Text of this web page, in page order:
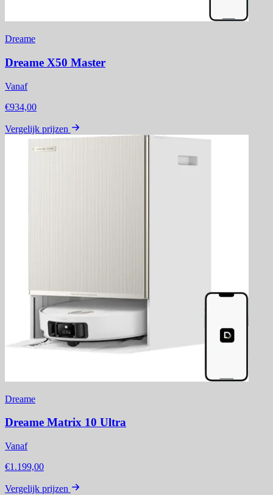
Dreame
Dreame X50 Master
Vanaf
€934,00
Vergelijk prijzen
Dreame
Dreame Matrix 10 Ultra
Vanaf
€1.199,00
Vergelijk prijzen